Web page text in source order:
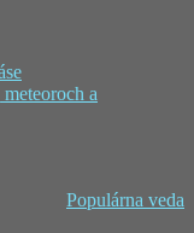
a
Populárna veda